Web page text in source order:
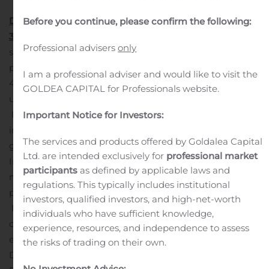
Delårsrapport for Dantax A/S for perioden 1. juli 2020 –
30. september 2020
skat blev et overskud på 3,2 mio. kr., mod et underskud
på 0,2 mio. kr. sidste år. Resultatet af primær drift udgør
44 t.kr. efter skat og resultatet af finansielle poster
udgør 3.132 t.kr. efter skat.
En del af selskabets overskydende likviditet er
investeret i børsnoterede aktier. I kvartalet har der i
gennemsnit været investeret 55 mio. kr. i aktier.
Investeringen har i kvartalet givet et afkast på 4,0
mio.kr. før skat, svarende til et afkast på ca. 7,3 % for
perioden.
Forventningerne til årets resultat fastholdes til et
overskud før finansielle poster i niveauet 0 – 1 mio. kr.
efter skat.
Dantax A/S
Before you continue, please confirm the following:
Professional advisersonly
I am a professional adviser and would like to visit the
GOLDEA CAPITAL for Professionals website.
Important Notice for Investors:
The services and products offered by Goldalea Capital
Ltd. are intended exclusively for professional market
participants as defined by applicable laws and
regulations. This typically includes institutional
investors, qualified investors, and high-net-worth
individuals who have sufficient knowledge,
experience, resources, and independence to assess
the risks of trading on their own.